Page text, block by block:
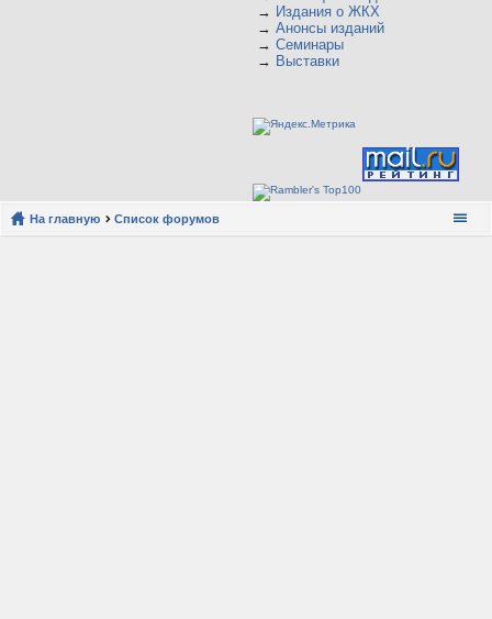
→ Издания о ЖКХ
→ Анонсы изданий
→ Семинары
→ Выставки
На главную Список форумов